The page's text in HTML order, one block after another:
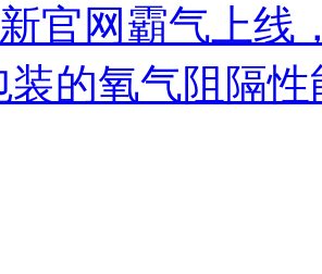
官网霸气上线
装的氧气阻隔